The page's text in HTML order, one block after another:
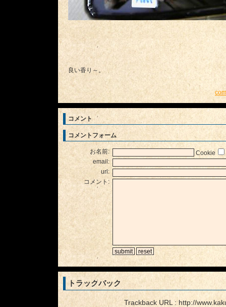
良い香り～。
コメント
コメントフォーム
お名前:
Cookie
email:
url:
コメント:
トラックバック
Trackback URL : http://